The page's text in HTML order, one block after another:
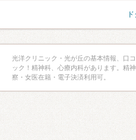
光洋クリニック・光が丘の基本情報、口
ック！精神科、心療内科があります。精
察・女医在籍・電子決済利用可。